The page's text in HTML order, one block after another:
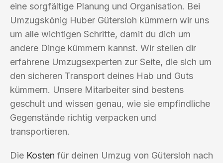
eine sorgfältige Planung und Organisation. Bei
Umzugskönig Huber Gütersloh kümmern wir uns
um alle wichtigen Schritte, damit du dich um
andere Dinge kümmern kannst. Wir stellen dir
erfahrene Umzugsexperten zur Seite, die sich um
den sicheren Transport deines Hab und Guts
kümmern. Unsere Mitarbeiter sind bestens
geschult und wissen genau, wie sie empfindliche
Gegenstände richtig verpacken und
transportieren.
Die Kosten für deinen Umzug von Gütersloh nach